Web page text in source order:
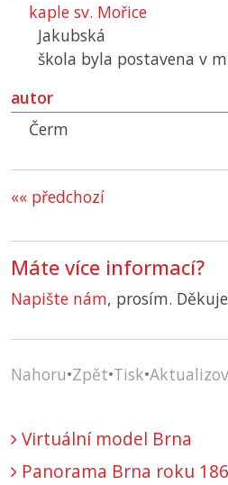
kaple sv. Mořice
Jakubská
škola byla postavena v
autor
Čerm
«« předchozí
Máte více informací?
Napište nám, prosím.
Nahoru•Zpět•Tisk•
Virtuální model Brna
Panorama Brna roku